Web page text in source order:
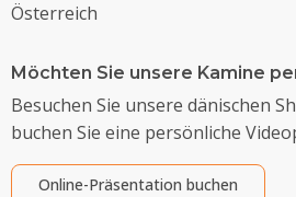
Österreich
Möchten Sie unsere Kamine
Besuchen Sie unsere dänischen
buchen Sie eine persönliche
Online-Präsentation buchen